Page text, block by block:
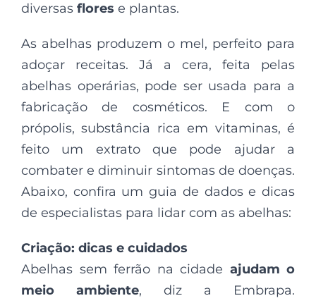
diversas flores e plantas.
As abelhas produzem o mel, perfeito para
adoçar receitas. Já a cera, feita pelas
abelhas operárias, pode ser usada para a
fabricação de cosméticos. E com o
própolis, substância rica em vitaminas, é
feito um extrato que pode ajudar a
combater e diminuir sintomas de doenças.
Abaixo, confira um guia de dados e dicas
de especialistas para lidar com as abelhas:
Criação: dicas e cuidados
Abelhas sem ferrão na cidade ajudam o
meio ambiente, diz a Embrapa.